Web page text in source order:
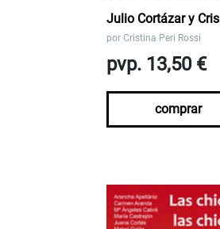
Julio Cortázar y Cris
por Cristina Peri Rossi
pvp. 13,50 €
comprar